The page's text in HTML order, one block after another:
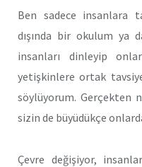
Ben sadece insanlara
dışında bir okulum ya
insanları dinleyip
yetişkinlere ortak
söylüyorum. Gerçekten
sizin de büyüdükçe
Çevre değişiyor,